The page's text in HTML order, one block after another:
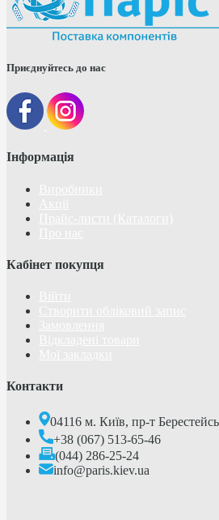
Приєднуйтесь до нас
Інформація
Кабінет покупця
Контакти
04116 м. Київ, пр-т
+38 (067) 513-65-46
(044) 286-25-24
info@paris.kiev.ua